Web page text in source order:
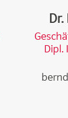
Dipl.